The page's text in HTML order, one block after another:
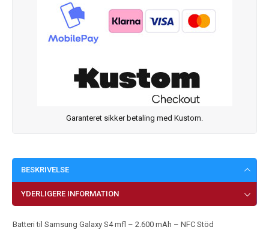
Garanteret sikker betaling med Kustom.
BESKRIVELSE
YDERLIGERE INFORMATION
Batteri til Samsung Galaxy S4 mfl – 2.600 mAh – NFC Stöd